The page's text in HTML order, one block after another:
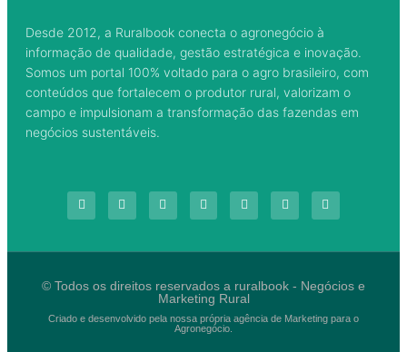
Desde 2012, a Ruralbook conecta o agronegócio à
informação de qualidade, gestão estratégica e inovação.
Somos um portal 100% voltado para o agro brasileiro, com
conteúdos que fortalecem o produtor rural, valorizam o
campo e impulsionam a transformação das fazendas em
negócios sustentáveis.
© Todos os direitos reservados a ruralbook - Negócios e
Marketing Rural
Criado e desenvolvido pela nossa própria agência de Marketing para o
Agronegócio.